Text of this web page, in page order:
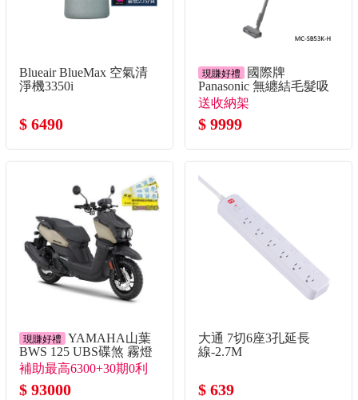
Blueair BlueMax 空氣清
淨機3350i
$ 6490
現賺好禮
國際牌
Panasonic 無纏結毛髮吸
塵器
送收納架
$ 9999
現賺好禮
YAMAHA山葉
BWS 125 UBS碟煞 霧燈
版 棕
補助最高6300+30期0利
率 送燦坤提貨券3千
$ 93000
大通 7切6座3孔延長
線-2.7M
$ 639